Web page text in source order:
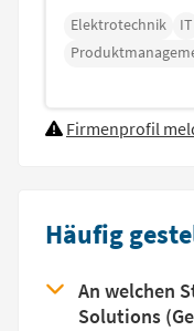
Elektrotechnik IT
Firmenprofil
Häufig
An welchen
Solutions